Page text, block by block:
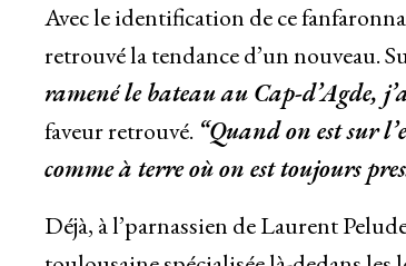
Avec le identification de ce
retrouvé la tendance d’un nouveau.
ramené le bateau au Cap-d’Agde,
faveur retrouvé. “Quand on est sur
comme à terre où on est toujours
Déjà, à l’parnassien de Laurent